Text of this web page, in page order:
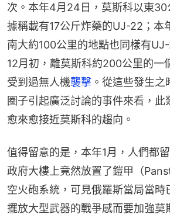
次。本年4月24日，莫斯科以東30
據稱載有17公斤炸藥的UJ-22；本
南大約100公里的地點也同樣有
12月初，離莫斯科約200公里的一
受到過無人機襲擊 。從這些發生
圈子引起廣泛討論的事件來看，此
愈來愈接近莫斯科的趨向。
值得留意的是，本年1月，人們都
政府大樓上竟然放置了鎧甲（
空火砲系統，可見俄羅斯當局當時
擺放大型武器的戰爭感而要加強莫